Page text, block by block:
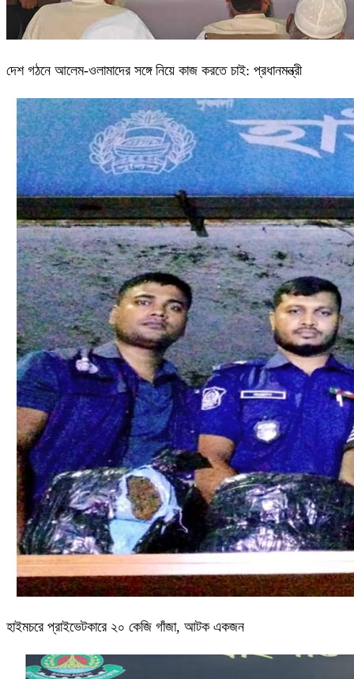
দেশ গঠনে আলেম-ওলামাদের সঙ্গে নিয়ে কাজ করতে চাই: প্রধানমন্ত্রী
হাইমচরে প্রাইভেটকারে ২০ কেজি গাঁজা, আটক একজন